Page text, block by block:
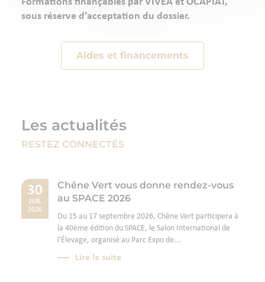
sous réserve d’acceptation du dossier.
Aides et financements
Les actualités
RESTEZ CONNECTÉS
30
JUIL
2026
Chêne Vert vous donne rendez-vous
au SPACE 2026
Du 15 au 17 septembre 2026, Chêne Vert participera à
la 40ème édition du SPACE, le Salon International de
l'Élevage, organisé au Parc Expo de...
Lire la suite